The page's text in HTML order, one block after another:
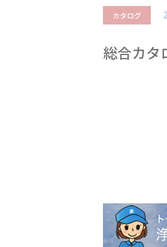
カタログ
総合カタ